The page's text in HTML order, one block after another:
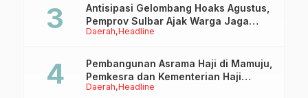
Daerah Headline
Antisipasi Gelombang Hoaks Agustus,
Pemprov Sulbar Ajak Warga Jaga
Ruang Digital
Daerah Headline
Pembangunan Asrama Haji di Mamuju,
Pemkesra dan Kementerian Haji
Sulbar Tinjau Lokasi